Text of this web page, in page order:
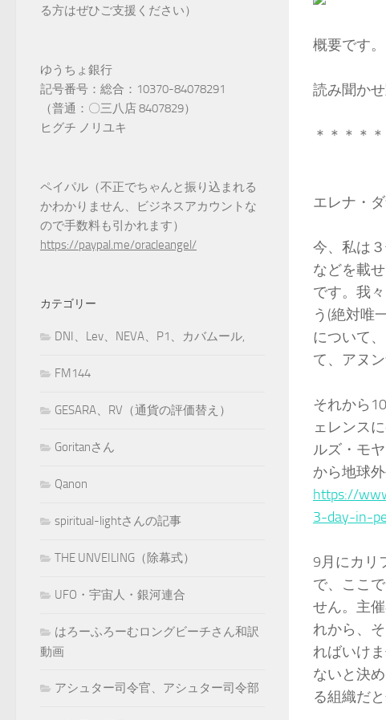
概要です
読み聞か
＊＊＊＊
エレナ・
今、私は
などを載
です。我
う(絶対唯
について
て、アヌ
それから
ェレンス
ルズ・モ
から地球
https://
3-day-in-
9月にカリ
で、ここ
せん。主
れから、
ればいけ
ないと決
る組織だ
る方はぜひご支援ください）
ゆうちょ銀行
記号番号：総合：10370-84078291
（普通：〇三八店 8407829）
ヒグチ ノリユキ
ペイパル（不正でちゃんと振り込まれる
かわかりません、ビジネスアカウントな
ので手数料も引かれます）
https://paypal.me/oracleangel/
カテゴリー
DNI、Lev、NEVA、P1、カバムール,
FM144
GESARA、RV（通貨の評価替え）
Goritanさん
Qanon
spiritual-lightさんの記事
THE UNVEILING（除幕式）
UFO・宇宙人・銀河連合
はろーふろーむロングビーチさん和訳
動画
アシュター司令官、アシュター司令部